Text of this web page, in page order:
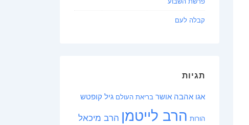
קבלה לעם
תגיות
אגו אהבה אושר בריאת העולם גיל קופטש
הורות הרב לייטמן הרב מיכאל